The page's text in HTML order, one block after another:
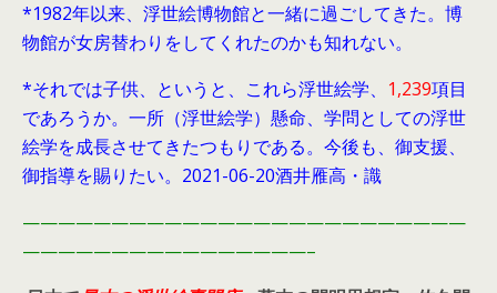
*1982年以来、浮世絵博物館と一緒に過ごしてきた。博
物館が女房替わりをしてくれたのかも知れない。
*それでは子供、というと、これら浮世絵学、 1,239項目
であろうか。一所（浮世絵学）懸命、学問としての浮世
絵学を成長させてきたつもりである。今後も、御支援、
御指導を賜りたい。2021-06-20酒井雁高・識
—————————————————————————
————————————————–